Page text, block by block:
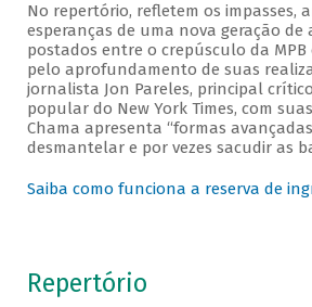
No repertório, refletem os impasses,
esperanças de uma nova geração de
postados entre o crepúsculo da MPB
pelo aprofundamento de suas
jornalista Jon Pareles, principal
popular do New York Times, com
Chama apresenta “formas
desmantelar e por vezes sacudir as
Saiba como funciona a reserva de
Repertório